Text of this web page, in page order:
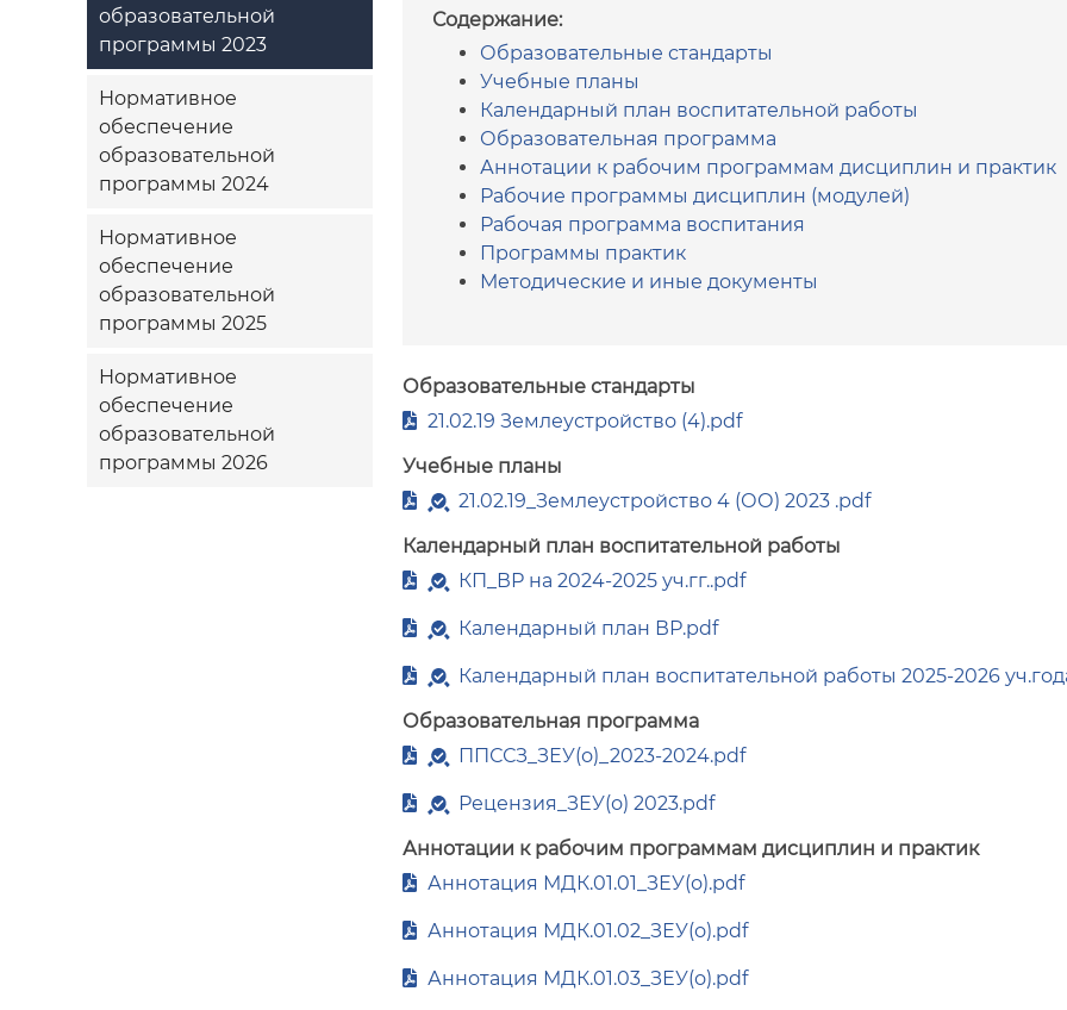
образовательной
программы 2023
Нормативное
обеспечение
образовательной
программы 2024
Нормативное
обеспечение
образовательной
программы 2025
Нормативное
обеспечение
образовательной
программы 2026
Содержание:
Образовательные стандарты
Учебные планы
Календарный план воспитательной работы
Образовательная программа
Аннотации к рабочим программам дисциплин и практик
Рабочие программы дисциплин (модулей)
Рабочая программа воспитания
Программы практик
Методические и иные документы
Образовательные стандарты
21.02.19 Землеустройство (4).pdf
Учебные планы
21.02.19_Землеустройство 4 (ОО) 2023 .pdf
Календарный план воспитательной работы
КП_ВР на 2024-2025 уч.гг..pdf
Календарный план ВР.pdf
Календарный план воспитательной работы 2025-2026
Образовательная программа
ППССЗ_ЗЕУ(о)_2023-2024.pdf
Рецензия_ЗЕУ(о) 2023.pdf
Аннотации к рабочим программам дисциплин и практик
Аннотация МДК.01.01_ЗЕУ(о).pdf
Аннотация МДК.01.02_ЗЕУ(о).pdf
Аннотация МДК.01.03_ЗЕУ(о).pdf